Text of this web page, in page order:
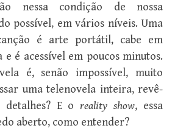
nessa condição de nossa
possível, em vários níveis. Uma
é arte portátil, cabe em
é acessível em poucos minutos.
é, senão impossível, muito
uma telenovela inteira, revê-
detalhes? E oreality show, essa
aberto, como entender?